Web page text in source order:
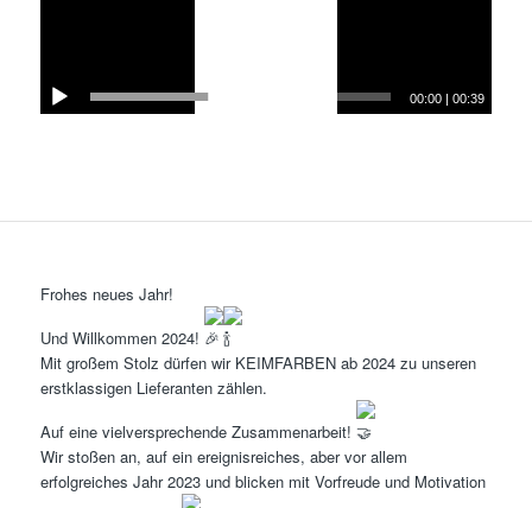
00:00 |00:39
Frohes neues Jahr!
Und Willkommen 2024!
Mit großem Stolz dürfen wir KEIMFARBEN ab 2024 zu unseren
erstklassigen Lieferanten zählen.
Auf eine vielversprechende Zusammenarbeit!
Wir stoßen an, auf ein ereignisreiches, aber vor allem
erfolgreiches Jahr 2023 und blicken mit Vorfreude und Motivation